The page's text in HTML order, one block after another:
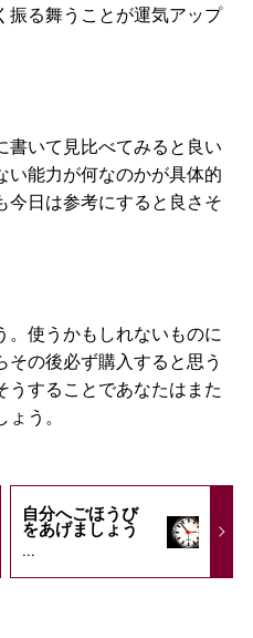
振る舞うことが運気アップ
書いて見比べてみると良い
い能力が何なのかが具体的
今日は参考にすると良さそ
使うかもしれないものに
の後必ず購入すると思う
うすることであなたはまた
う。
自分へごほうび
をあげましょう
...